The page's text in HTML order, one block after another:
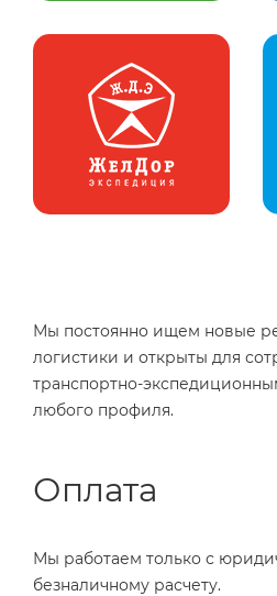
Мы постоянно ищем новые
логистики и открыты для
транспортно-
любого профиля.
Оплата
Мы работаем только с
безналичному расчету.